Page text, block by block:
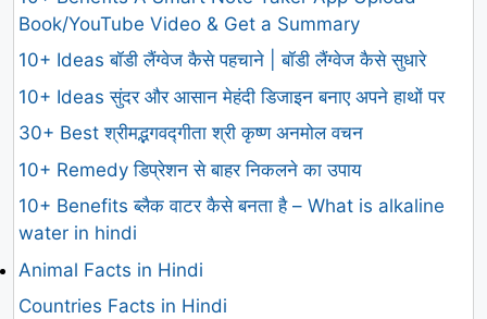
Book/YouTube Video & Get a Summary
10+ Ideas बॉडी लैंग्वेज कैसे पहचाने | बॉडी लैंग्वेज कैसे सुधारे
10+ Ideas सुंदर और आसान मेहंदी डिजाइन बनाए अपने हाथों पर
30+ Best श्रीमद्भगवद्गीता श्री कृष्ण अनमोल वचन
10+ Remedy डिप्रेशन से बाहर निकलने का उपाय
10+ Benefits ब्लैक वाटर कैसे बनता है – What is alkaline
water in hindi
Animal Facts in Hindi
Countries Facts in Hindi